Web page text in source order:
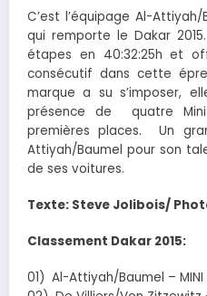
C’est l’équipage Al-Attiyah/
qui remporte le Dakar
étapes en 40:32:25h et
consécutif dans cette
marque a su s’imposer,
présence de quatre
premières places. Un
Attiyah/Baumel pour son
de ses voitures.
Texte: Steve Jolibois/
Classement Dakar 2015:
01) Al-Attiyah/Baumel – MINI